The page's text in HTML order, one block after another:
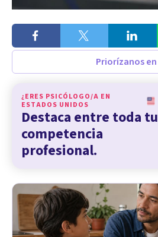
Priorízanos en
¿ERES PSICÓLOGO/A EN
ESTADOS UNIDOS
Destaca entre toda tu
competencia
profesional.